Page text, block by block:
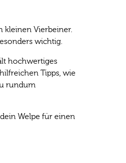
kleinen Vierbeiner.
wichtig.
hochwertiges
Tipps, wie
rundum
Welpe für einen